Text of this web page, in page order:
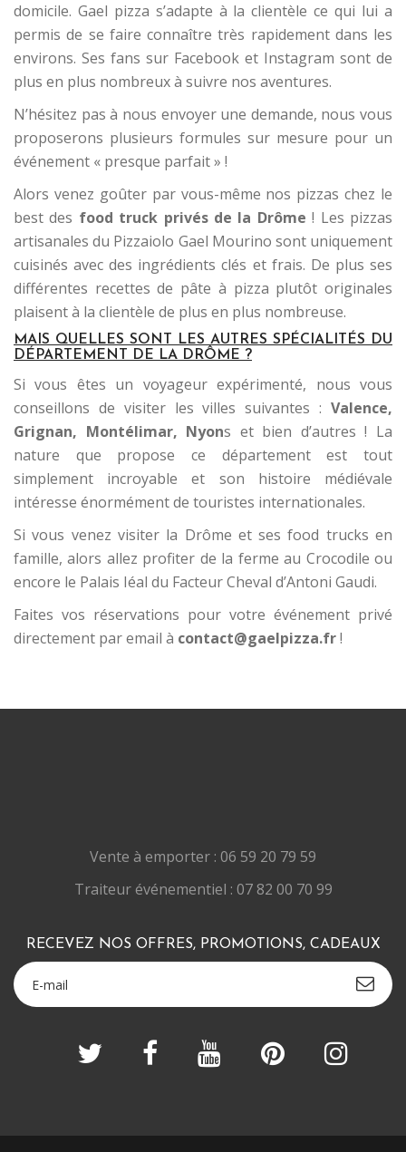
domicile. Gael pizza s’adapte à la clientèle ce qui lui a
permis de se faire connaître très rapidement dans les
environs. Ses fans sur Facebook et Instagram sont de
plus en plus nombreux à suivre nos aventures.
N’hésitez pas à nous envoyer une demande, nous vous
proposerons plusieurs formules sur mesure pour un
événement « presque parfait » !
Alors venez goûter par vous-même nos pizzas chez le
best des food truck privés de la Drôme ! Les pizzas
artisanales du Pizzaiolo Gael Mourino sont uniquement
cuisinés avec des ingrédients clés et frais. De plus ses
différentes recettes de pâte à pizza plutôt originales
plaisent à la clientèle de plus en plus nombreuse.
MAIS QUELLES SONT LES AUTRES SPÉCIALITÉS DU
DÉPARTEMENT DE LA DRÔME ?
Si vous êtes un voyageur expérimenté, nous vous
conseillons de visiter les villes suivantes : Valence,
Grignan, Montélimar, Nyons et bien d’autres ! La
nature que propose ce département est tout
simplement incroyable et son histoire médiévale
intéresse énormément de touristes internationales.
Si vous venez visiter la Drôme et ses food trucks en
famille, alors allez profiter de la ferme au Crocodile ou
encore le Palais Iéal du Facteur Cheval d’Antoni Gaudi.
Faites vos réservations pour votre événement privé
directement par email à contact@gaelpizza.fr!
Vente à emporter : 06 59 20 79 59
Traiteur événementiel : 07 82 00 70 99
RECEVEZ NOS OFFRES, PROMOTIONS, CADEAUX